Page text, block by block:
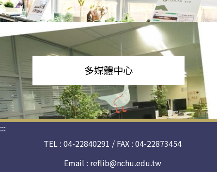
多媒體中心
:::
TEL : 04-22840291 / FAX : 04-22873454
Email : reflib@nchu.edu.tw